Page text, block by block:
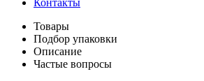
Контакты
Товары
Подбор упаковки
Описание
Частые вопросы